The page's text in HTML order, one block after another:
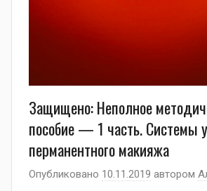
Защищено: Неполное
пособие — 1 часть. Системы
перманентного макияжа
Опубликовано 10.11.2019 автором